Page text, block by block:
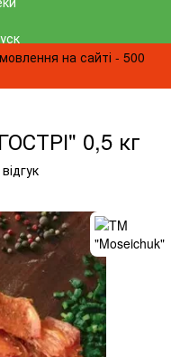
на сайті - 500
0,5 кг